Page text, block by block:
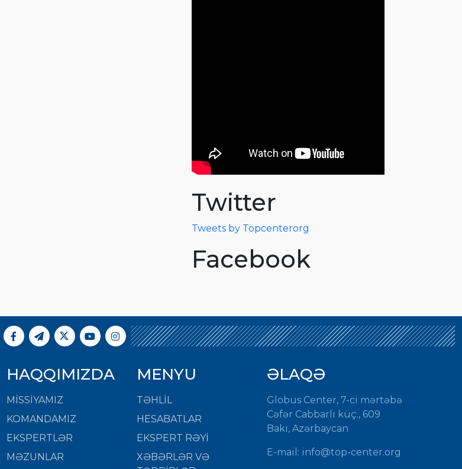
Twitter
Tweets by Topcenterorg
Facebook
HAQQIMIZDA
MISSIYAMIZ
KOMANDAMIZ
EKSPERTLƏR
MƏZUNLAR
MENYU
TƏHLİL
HESABATLAR
EKSPERT RƏYİ
XƏBƏRLƏR VƏ
ƏLAQƏ
Globus Center, 7-ci mərtəbə
Cəfər Cabbarlı küç., 609
Bakı, Azərbaycan
E-mail: info@top-center.org